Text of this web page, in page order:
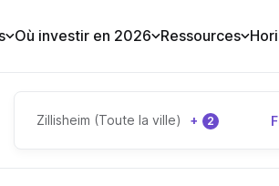
Où investir en 2026 Ressources
Zillisheim (Toute la ville) + 2